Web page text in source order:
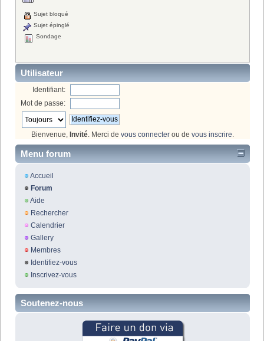
Sujet bloqué
Sujet épinglé
Sondage
Utilisateur
Identifiant:
Mot de passe:
Bienvenue, Invité. Merci de vous connecter ou de vous inscrire.
Menu forum
Accueil
Forum
Aide
Rechercher
Calendrier
Gallery
Membres
Identifiez-vous
Inscrivez-vous
Soutenez-nous